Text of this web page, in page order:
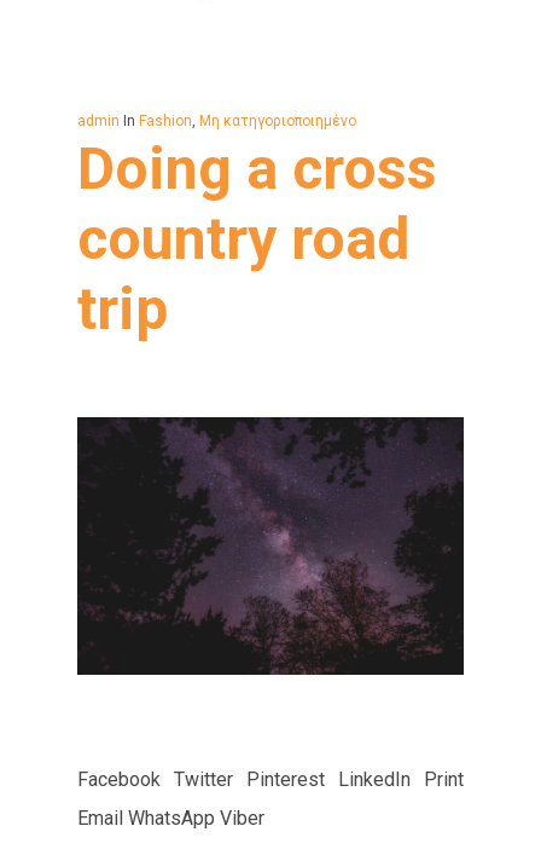
admin InFashion ,Μη κατηγοριοποιημένο
Doing a cross
country road
trip
Facebook Twitter Pinterest LinkedIn Print
Email WhatsApp Viber